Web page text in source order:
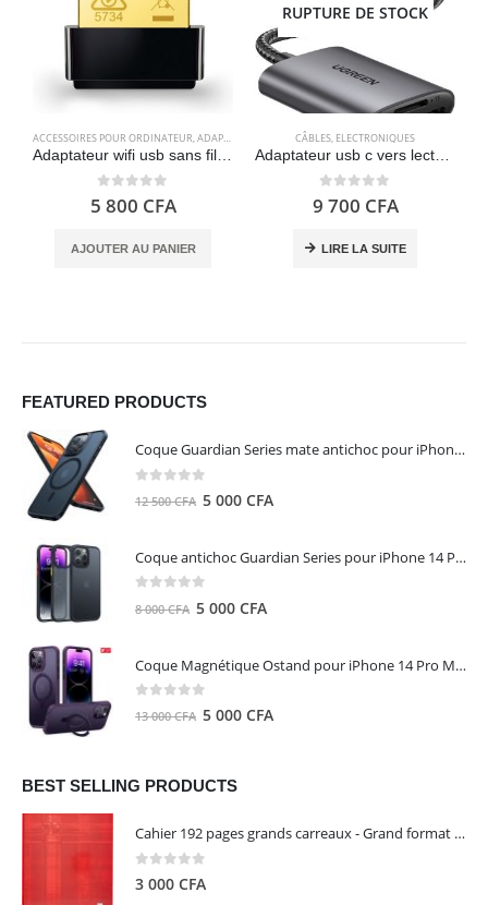
ACCESSOIRES POUR ORDINATEUR,ADAPTATEURS ELECTRONIQUES
Adaptateur wifi usb sans fil – Nano TP-Link TL-WN725N
0 out of 5
5 800 CFA
AJOUTER AU PANIER
RUPTURE DE STOCK
CÂBLES, ELECTRONIQUES
Adaptateur usb c vers lecteur de carte sd/MicroSD 3.0 – UGREEN
0 out of 5
9 700 CFA
LIRE LA SUITE
FEATURED PRODUCTS
Coque Guardian Series mate antichoc pour iPhone 15 Pro Max avec Magsafe Noir - Torras
12 500CFA Le
500 CFA.
5 000 CFA
Coque antichoc Guardian Series pour iPhone 14 Pro Max - TORRAS
8 000CFA Le
était :
000 CFA.
5 000 CFA
000 CFA.
Coque Magnétique Ostand pour iPhone 14 Pro Max - Violet Foncé - TORRAS
13 000CFA Le
était :
000 CFA.
5 000 CFA
000 CFA.
BEST SELLING PRODUCTS
Cahier 192 pages grands carreaux - Grand format - Brochure dos toilé - 24x32 cm - Papier blanc 90 g - Couverture carte pelliculée couleur aléatoire - Clairefontaine
3 000 CFA